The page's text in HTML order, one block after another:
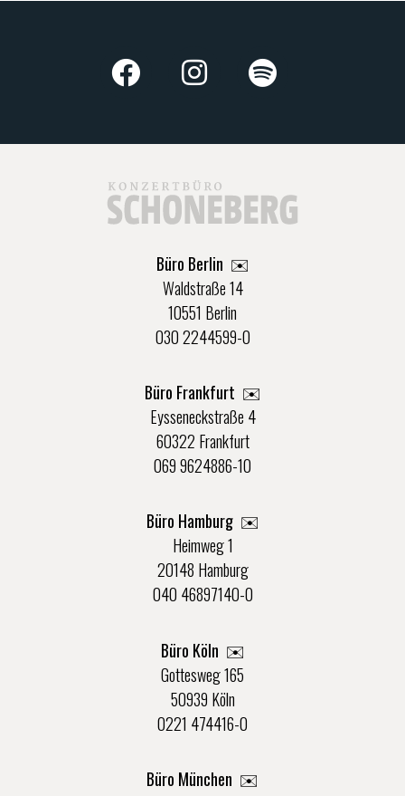
Büro Berlin ✉️
Waldstraße 14
10551 Berlin
030 2244599-0
Büro Frankfurt ✉️
Eysseneckstraße 4
60322 Frankfurt
069 9624886-10
Büro Hamburg ✉️
Heimweg 1
20148 Hamburg
040 46897140-0
Büro Köln ✉️
Gottesweg 165
50939 Köln
0221 474416-0
Büro München ✉️